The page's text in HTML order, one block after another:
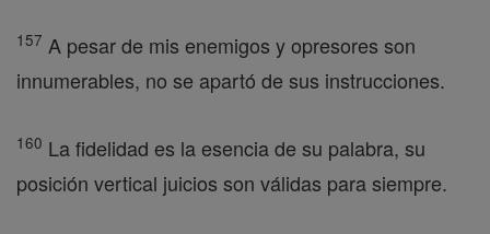
157 A pesar de mis enemigos y opresores son
innumerables, no se apartó de sus instrucciones.
160 La fidelidad es la esencia de su palabra, su
posición vertical juicios son válidas para siempre.